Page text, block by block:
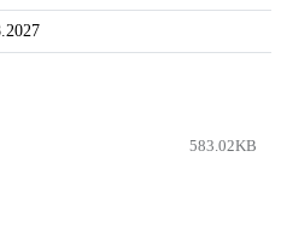
583.02KB